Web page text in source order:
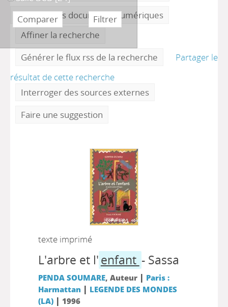
Visionner les documents numériques
Affiner la recherche
Générer le flux rss de la recherche
Partager le
résultat de cette recherche
Interroger des sources externes
Faire une suggestion
texte imprimé
L'arbre et l'enfant - Sassa
PENDA SOUMARE, Auteur | Paris :
Harmattan | LEGENDE DES MONDES
(LA)| 1996